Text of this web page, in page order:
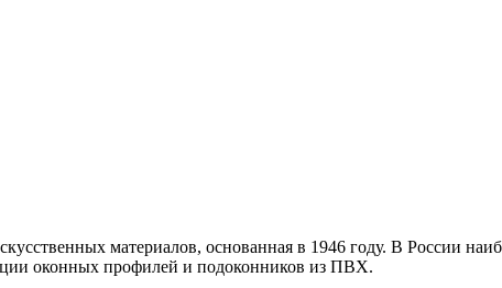
материалов, основанная в 1946 году. В России
оконных профилей и подоконников из ПВХ.